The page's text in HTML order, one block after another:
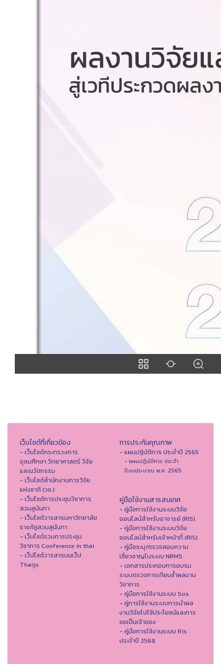
เว็บไซต์ที่เกี่ยวข้อง
- เว็บไซต์กระทรวงการ
อุดมศึกษา วิทยาศาสตร์ วิจัย
และนวัตกรรม
- เว็บไซต์สำนักงานการวิจัย
แห่งชาติ (วช.)
- เว็บไซต์การประชุมวิชาการ
สวนสุนันทา
- เว็บไซต์วารสารมหาวิทยาลัย
ราชภัฏสวนสุนันทา
- เว็บไซต์รวมการประชุม
วิชาการ Conference in thai
- เว็ปไซต์วารสารบนเว็ป
Thaijo
การประกันคุณภาพ
- แผนปฏิบัติการ ประจำปี 2565
- แผนปฏิบัติการ ประจำ
ปีงบประมาณ พ.ศ. 2565
คู่มือใช้งานสารสนเทศ
- คู่มือการใช้งานระบบวิจัย
ออนไลน์สำหรับอาจารย์ (RIS)
- คู่มือการใช้งานระบบวิจัย
ออนไลน์สำหรับเจ้าหน้าที่ (RIS)
- คู่มือระบุ/ตรวจสอบความ
เชี่ยวชาญในระบบ NRMS
- เอกสารประกอบการอบรม
ระบบตรวจการเทียบซ้ำผลงาน
วิชาการ
- คู่มือการใช้งานระบบ Sos
- คู่การใช้งานระบบการนำผล
งานวิจัยไปใช้ประโยชน์และการ
ขอเป็นเจ้าของ
- คู่มือการใช้งานระบบ Ris
ประจำปี 2568